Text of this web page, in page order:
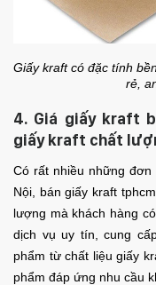
Giấy kraft có đặc tính
rẻ,
4. Giá giấy kraft
giấy kraft chất
Có rất nhiều những đơn
Nội, bán giấy kraft
lượng mà khách hàng
dịch vụ uy tín, cung
phẩm từ chất liệu giấy
phẩm đáp ứng nhu cầu